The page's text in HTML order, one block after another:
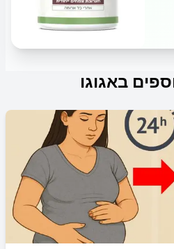
באגוגו